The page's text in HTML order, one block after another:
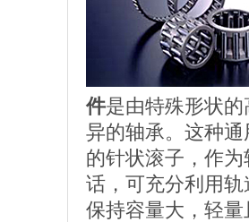
件是由特殊形状
异的轴承。 这种通
的针状滚子，作
话，可充分利用
保持容量大，轻